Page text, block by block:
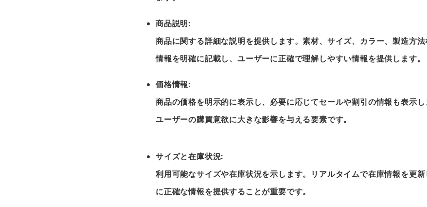
商品説明:
商品に関する詳細な説明を提供します。素材、サイズ、カラー、製造方
情報を明確に記載し、ユーザーに正確で理解しやすい情報を提供します。
価格情報:
商品の価格を明示的に表示し、必要に応じてセールや割引の情報も表示
ユーザーの購買意欲に大きな影響を与える要素です。
サイズと在庫状況:
利用可能なサイズや在庫状況を示します。リアルタイムで在庫情報を更
に正確な情報を提供することが重要です。